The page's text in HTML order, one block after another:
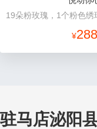
¥288
驻马店泌阳